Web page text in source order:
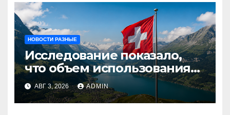
НОВОСТИ РАЗНЫЕ
Исследование показало,
что объем использования
криптовалют в Швейцарии
в два раза превышает
аналогичный показатель в
АВГ 3, 2026 ADMIN